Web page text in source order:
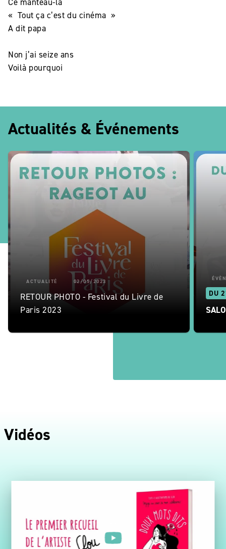
« Tout ça c’est du cinéma »
A dit papa
Non j’ai seize ans
Voilà pourquoi
Actualités & Événements
ACTUALITÉ 02/05/2023
RETOUR PHOTO - Festival du Livre de
Paris 2023
DU
Vidéos